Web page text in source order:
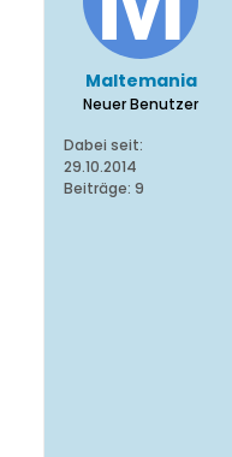
Maltemania
Neuer Benutzer
Dabei seit:
29.10.2014
Beiträge: 9